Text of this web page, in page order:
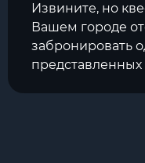
Извините, но
Вашем городе
забронировать